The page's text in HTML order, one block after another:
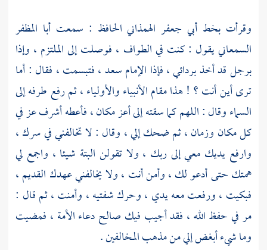
وقرأت بخط أبي جعفر الهمذاني الحافظ : سمعت أبا المظفر
السمعانييقول : كنت في الطواف ، فوصلت إلى الملتزم ، وإذا
برجل قد أخذ بردائي ، فإذا الإمام سعد، فتبسمت ، فقال : أما
ترى أين أنت ؟ ! هذا مقام الأنبياء والأولياء ، ثم رفع طرفه إلى
السماء وقال : اللهم كما سقته إلى أعز مكان ، فأعطه أشرف عز في
كل مكان وزمان ، ثم ضحك إلي ، وقال : لا تخالفني في سرك ،
وارفع يديك معي إلى ربك ، ولا تقولن البتة شيئا ، واجمع لي
همتك حتى أدعو لك ، وأمن أنت ، ولا يخالفني عهدك القديم ،
فبكيت ، ورفعت معه يدي ، وحرك شفتيه ، وأمنت ، ثم قال :
مر في حفظ الله ، فقد أجيب فيك صالح دعاء الأمة ، فمضيت
وما شيء أبغض إلي من مذهب المخالفين .